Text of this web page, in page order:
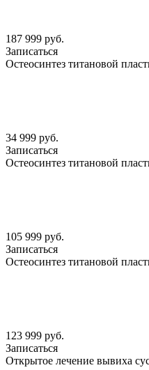
187 999 руб.
Записаться
Остеосинтез титановой
34 999 руб.
Записаться
Остеосинтез титановой
105 999 руб.
Записаться
Остеосинтез титановой
123 999 руб.
Записаться
Открытое лечение вывиха